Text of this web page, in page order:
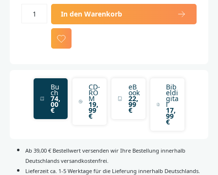
In den Warenkorb
Bu
ch
74,
00
€
CD-
RO
M
19,
99
€
eB
ook
22,
99
€
Bib
eldi
gita
l
17,
99
€
Ab 39,00 € Bestellwert versenden wir Ihre Bestellung innerhalb
Deutschlands versandkostenfrei.
Lieferzeit ca. 1-5 Werktage für die Lieferung innerhalb Deutschlands.